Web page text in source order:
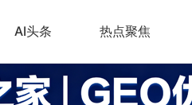
AI头条 热点聚焦